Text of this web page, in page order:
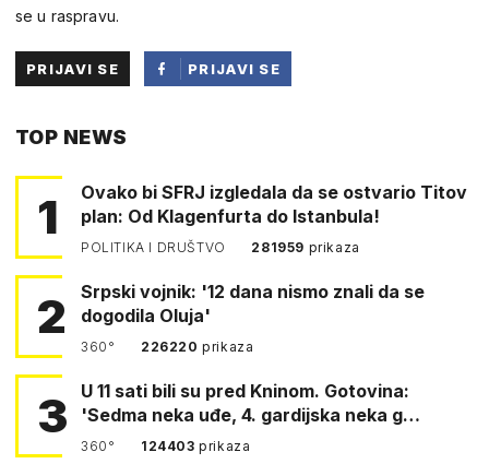
se u raspravu.
PRIJAVI SE
PRIJAVI SE
TOP NEWS
1
Ovako bi SFRJ izgledala da se ostvario Titov
plan: Od Klagenfurta do Istanbula!
POLITIKA I DRUŠTVO 281959 prikaza
2
Srpski vojnik: '12 dana nismo znali da se
dogodila Oluja'
360° 226220prikaza
3
U 11 sati bili su pred Kninom. Gotovina:
'Sedma neka uđe, 4. gardijska neka g…
360° 124403prikaza